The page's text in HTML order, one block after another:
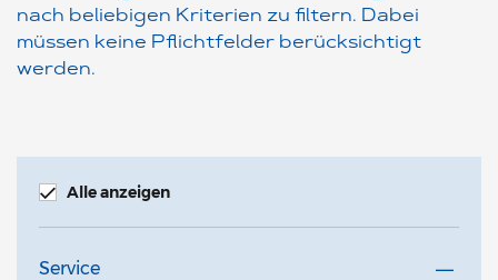
nach beliebigen Kriterien zu filtern. Dabei
müssen keine Pflichtfelder berücksichtigt
werden.
Alle anzeigen
Service